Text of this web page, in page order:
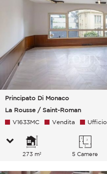
Principato Di Monaco
La Rousse / Saint-Roman
V1633MC Vendita Ufficio
273 m² 5 Camere